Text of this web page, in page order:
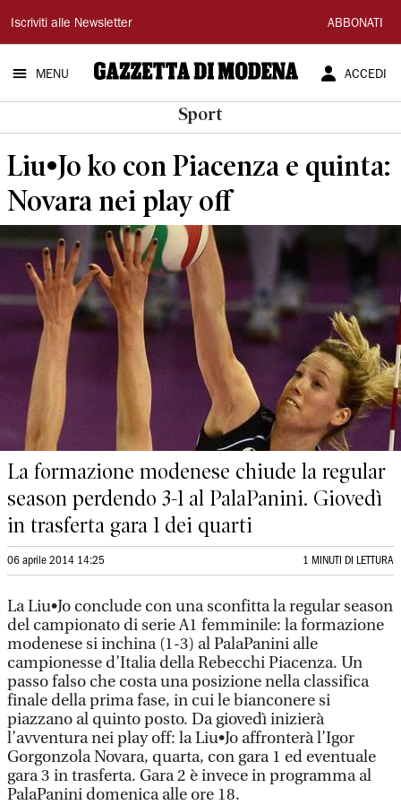
Gazzetta
di
Modena
Iscriviti alle Newsletter ABBONATI
MENU ACCEDI
Sport
Liu•Jo ko con Piacenza e quinta:
Novara nei play off
La formazione modenese chiude la regular
season perdendo 3-1 al PalaPanini. Giovedì
in trasferta gara 1 dei quarti
06 aprile 2014 14:25 1 MINUTI DI LETTURA
La Liu•Jo conclude con una sconfitta la regular season
del campionato di serie A1 femminile: la formazione
modenese si inchina (1-3) al PalaPanini alle
campionesse d’Italia della Rebecchi Piacenza. Un
passo falso che costa una posizione nella classifica
finale della prima fase, in cui le bianconere si
piazzano al quinto posto. Da giovedì inizierà
l’avventura nei play off: la Liu•Jo affronterà l’Igor
Gorgonzola Novara, quarta, con gara 1 ed eventuale
gara 3 in trasferta. Gara 2 è invece in programma al
PalaPanini domenica alle ore 18.